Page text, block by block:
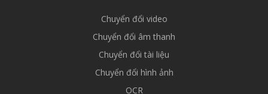
Chuyển đổi video
Chuyển đổi âm thanh
Chuyển đổi tài liệu
Chuyển đổi hình ảnh
OCR